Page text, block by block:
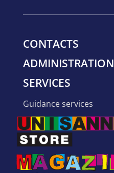
CONTACTS
ADMINISTRATION
SERVICES
guidance services